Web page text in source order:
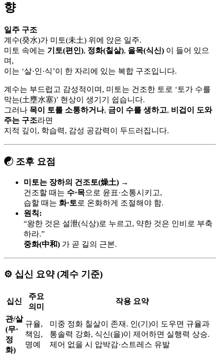
향
일주 구조
계수(癸水)가 미토(未土) 위에 앉은 일주.
미토 속에는 기토(편인), 정화(칠살), 을목(식신) 이 들어 있으
며,
이는 ‘살·인·식’이 한 자리에 있는 복합 구조입니다.
계수는 부드럽고 감성적이며, 미토는 건조한 토로 ‘토가 수를
막는(土壅水塞)’ 현상이 생기기 쉽습니다.
그러나 목이 토를 소통하거나, 금이 수를 생하고, 비겁이 도와
주는 구조라면
지적 깊이, 학습력, 감성 공감력이 두드러집니다.
☯️ 조후 요점
미토는 장하의 건조토(燥土) →
건조할 때는 수·목으로 윤표·소통시키고,
습할 때는 화·토로 온화하게 조절해야 함.
원칙:
“왕한 것은 설泄(식상)로 누르고, 약한 것은 인비로 부축
하라.”
중화(中和) 가 곧 길의 근본.
⚙️ 십신 요약 (계수 기준)
십신
주요
의미
작용 요약
관/살
(무·
정
화)
규율,
책임,
명예
미중 정화 칠살이 존재. 인(기)이 도우면 규율과
통솔력 강화, 식신(을)이 제어하면 실행력 상승.
제어 없을 시 압박감·스트레스 유발